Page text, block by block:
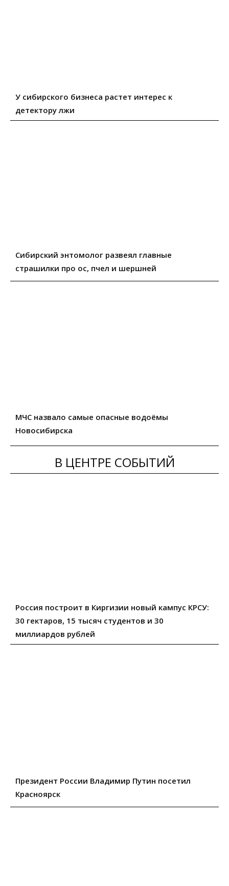
У сибирского бизнеса растет интерес к
детектору лжи
Сибирский энтомолог развеял главные
страшилки про ос, пчел и шершней
МЧС назвало самые опасные водоёмы
Новосибирска
В ЦЕНТРЕ СОБЫТИЙ
Россия построит в Киргизии новый кампус КРСУ:
30 гектаров, 15 тысяч студентов и 30
миллиардов рублей
Президент России Владимир Путин посетил
Красноярск